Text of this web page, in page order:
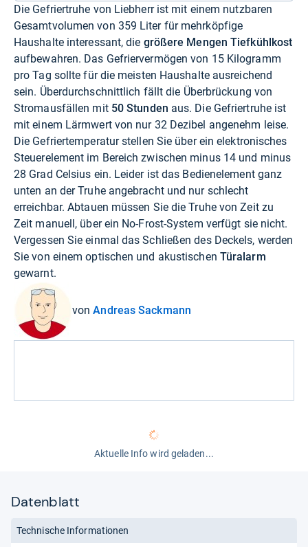
Die Gefriertruhe von Liebherr ist mit einem nutzbaren
Gesamtvolumen von 359 Liter für mehrköpfige
Haushalte interessant, die größere Mengen Tiefkühlkost
aufbewahren. Das Gefriervermögen von 15 Kilogramm
pro Tag sollte für die meisten Haushalte ausreichend
sein. Überdurchschnittlich fällt die Überbrückung von
Stromausfällen mit 50 Stunden aus. Die Gefriertruhe ist
mit einem Lärmwert von nur 32 Dezibel angenehm leise.
Die Gefriertemperatur stellen Sie über ein elektronisches
Steuerelement im Bereich zwischen minus 14 und minus
28 Grad Celsius ein. Leider ist das Bedienelement ganz
unten an der Truhe angebracht und nur schlecht
erreichbar. Abtauen müssen Sie die Truhe von Zeit zu
Zeit manuell, über ein No-Frost-System verfügt sie nicht.
Vergessen Sie einmal das Schließen des Deckels, werden
Sie von einem optischen und akustischen Türalarm
gewarnt.
vonAndreas Sackmann
Aktuelle Info wird geladen...
Datenblatt
Technische Informationen